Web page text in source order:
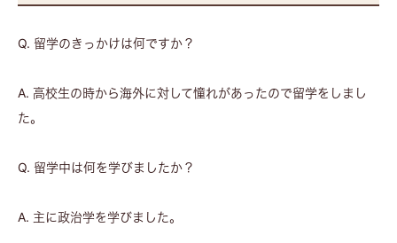
Q. 留学のきっかけは何ですか？
A. 高校生の時から海外に対して憧れがあったので留学をしまし
た。
Q. 留学中は何を学びましたか？
A. 主に政治学を学びました。